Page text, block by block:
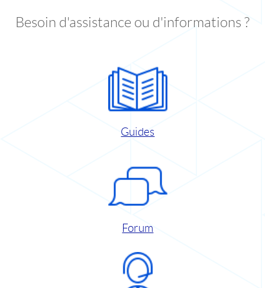
Besoin d'assistance ou d'informations ?
Guides
Forum